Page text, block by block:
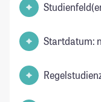
Startdatum: